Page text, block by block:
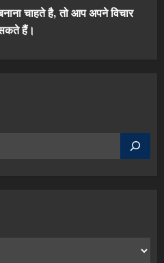
चाहते है, तो आप अपने विचार
हैं।